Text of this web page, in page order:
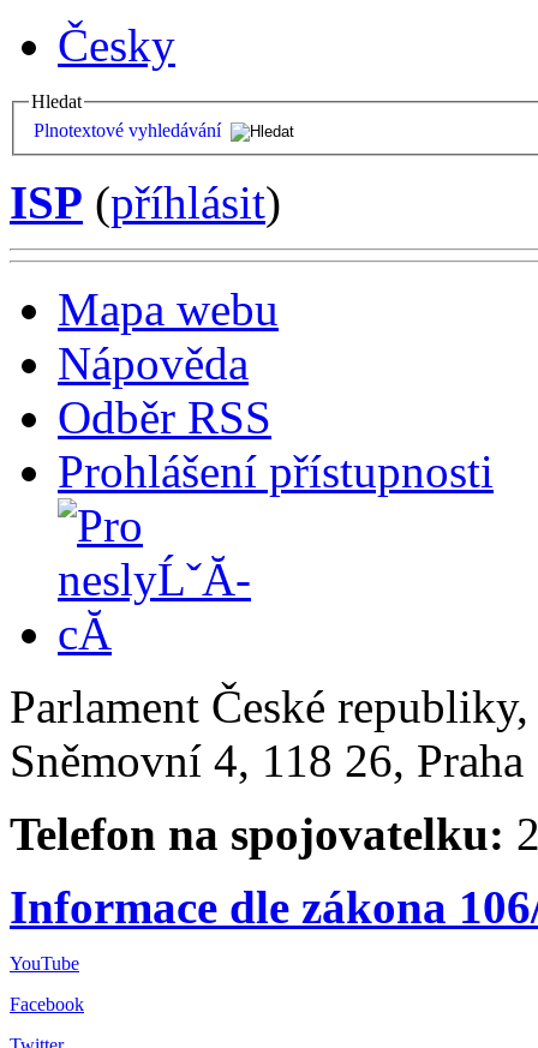
Česky
Hledat
Plnotextové vyhledávání
ISP (příhlásit)
Mapa webu
Nápověda
Odběr RSS
Prohlášení přístupnosti
Parlament České
Sněmovní 4, 118 26,
Telefon na spojovatelku:
Informace dle zákona
YouTube
Facebook